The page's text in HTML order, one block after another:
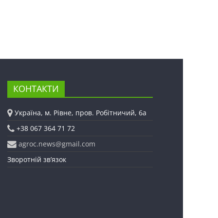
КОНТАКТИ
Україна, м. Рівне, пров. Робітничий, 6а
+38 067 364 71 72
agroc.news@gmail.com
Зворотній зв’язок